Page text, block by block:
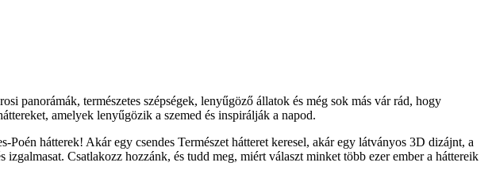
panorámák, természetes szépségek, lenyűgöző állatok és még sok más vár rád, hogy
amelyek lenyűgözik a szemed és inspirálják a napod.
hátterek! Akár egy csendes Természet hátteret keresel, akár egy látványos 3D dizájnt, a
Csatlakozz hozzánk, és tudd meg, miért választ minket több ezer ember a háttereik